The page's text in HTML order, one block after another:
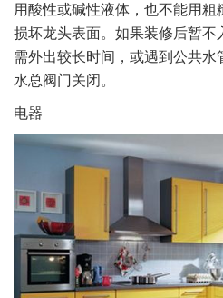
用酸性或碱性液体，也不能用
损坏龙头表面。如果装修后暂
需外出较长时间，或遇到公共
水总阀门关闭。
电器